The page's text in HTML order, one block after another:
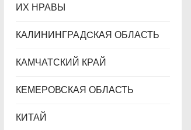
ИХ НРАВЫ
КАЛИНИНГРАДCКАЯ ОБЛАСТЬ
КАМЧАТСКИЙ КРАЙ
КЕМЕРОВСКАЯ ОБЛАСТЬ
КИТАЙ